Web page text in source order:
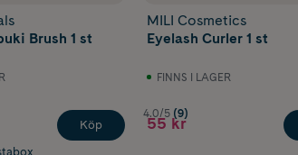
Brush 1 st
Köp
MILI Cosmetics
Eyelash Curler 1 st
FINNS I LAGER
4.0/5 (9)
55 kr